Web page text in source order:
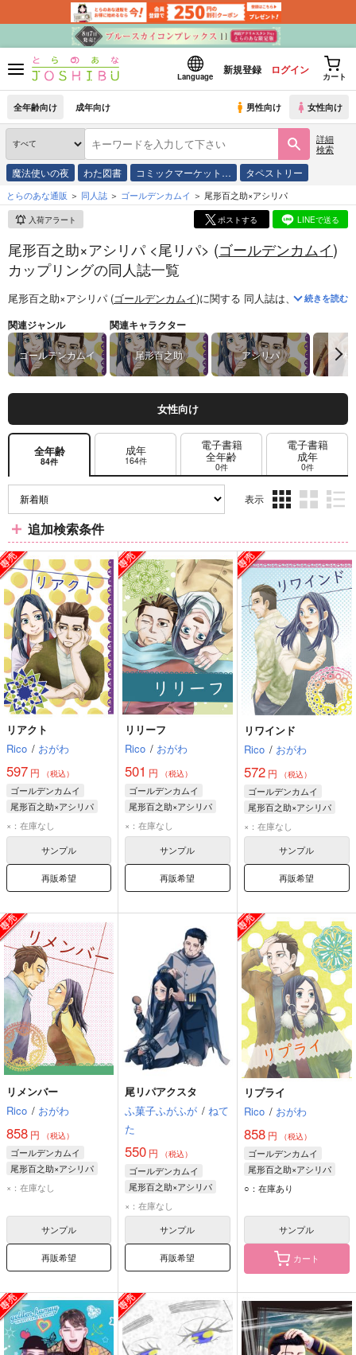
Language
新規登録 ログイン
カート
全年齢向け 成年向け 男性向け 女性向け
詳細
検索
魔法使いの夜 わた図書 コミックマーケット… タペストリー
とらのあな通販 同人誌 ゴールデンカムイ 尾形百之助×アシリパ
入荷アラート ポストする LINEで送る
尾形百之助×アシリパ <尾リパ> (ゴールデンカムイ)
カップリングの同人誌一覧
尾形百之助×アシリパ (ゴールデンカムイ)に関する 同人誌は、84件お取り
続きを読む
関連ジャンル
ゴールデンカムイ
関連キャラクター
尾形百之助 アシリパ 杉
女性向け
全年齢
84件
成年
164件
電子書籍
全年齢
0件
電子書籍
成年
0件
表示
ム
表
示
ム
表
示
ム
表
示
追加検索条件
リアクト
Rico / おがわ
597 円 （税込）
ゴールデンカムイ
尾形百之助×アシリパ
尾形百之助
×：在庫なし
サンプル
再販希望
リリーフ
Rico / おがわ
501 円 （税込）
ゴールデンカムイ
尾形百之助×アシリパ
尾形百之助
×：在庫なし
サンプル
再販希望
リワインド
Rico / おがわ
572円 （税込）
ゴールデンカムイ
尾形百之助×アシリパ
尾形百之助
×：在庫なし
サンプル
再販希望
リメンバー
Rico / おがわ
858 円 （税込）
ゴールデンカムイ
尾形百之助×アシリパ
尾形百之助
×：在庫なし
サンプル
再販希望
尾リパアクスタ
ふ菓子ふがふが / ねて
た
550 円 （税込）
ゴールデンカムイ
尾形百之助×アシリパ
尾形百之助
×：在庫なし
サンプル
再販希望
リプライ
Rico / おがわ
858円 （税込）
ゴールデンカムイ
尾形百之助×アシリパ
尾形百之助
○：在庫あり
サンプル
カート